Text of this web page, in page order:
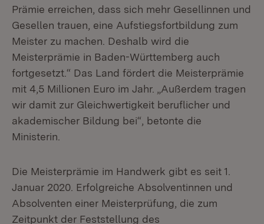
Prämie erreichen, dass sich mehr Gesellinnen und
Gesellen trauen, eine Aufstiegsfortbildung zum
Meister zu machen. Deshalb wird die
Meisterprämie in Baden-Württemberg auch
fortgesetzt.“ Das Land fördert die Meisterprämie
mit 4,5 Millionen Euro im Jahr. „Außerdem tragen
wir damit zur Gleichwertigkeit beruflicher und
akademischer Bildung bei“, betonte die
Ministerin.
Die Meisterprämie im Handwerk gibt es seit 1.
Januar 2020. Erfolgreiche Absolventinnen und
Absolventen einer Meisterprüfung, die zum
Zeitpunkt der Feststellung des